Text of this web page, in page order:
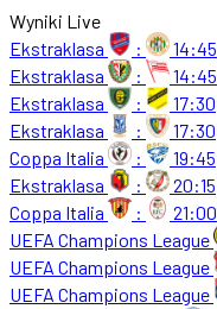
Wyniki Live
Ekstraklasa
:
14:45
Ekstraklasa
:
14:45
Ekstraklasa
:
17:30
Ekstraklasa
:
17:30
Coppa Italia
:
19:45
Ekstraklasa
:
20:15
Coppa Italia
:
21:00
UEFA Champions League
UEFA Champions League
UEFA Champions League